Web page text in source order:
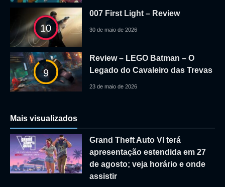
10
007 First Light – Review
30 de maio de 2026
9
Review – LEGO Batman – O
Legado do Cavaleiro das Trevas
23 de maio de 2026
Mais visualizados
Grand Theft Auto VI terá
apresentação estendida em 27
de agosto; veja horário e onde
assistir